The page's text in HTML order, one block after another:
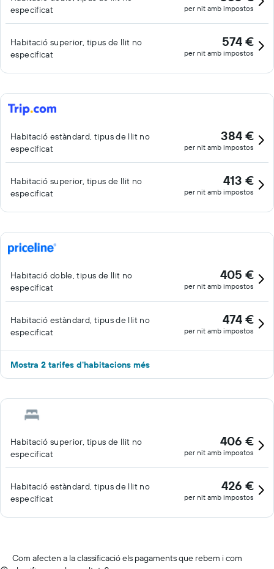
especificat
per nit amb impostos
Habitació superior, tipus de llit no
especificat
574 €
per nit amb impostos
Habitació estàndard, tipus de llit no
especificat
384 €
per nit amb impostos
Habitació superior, tipus de llit no
especificat
413 €
per nit amb impostos
Habitació doble, tipus de llit no
especificat
405 €
per nit amb impostos
Habitació estàndard, tipus de llit no
especificat
474 €
per nit amb impostos
Mostra 2 tarifes d'habitacions més
Habitació superior, tipus de llit no
especificat
406 €
per nit amb impostos
Habitació estàndard, tipus de llit no
especificat
426 €
per nit amb impostos
Com afecten a la classificació els pagaments que rebem i com